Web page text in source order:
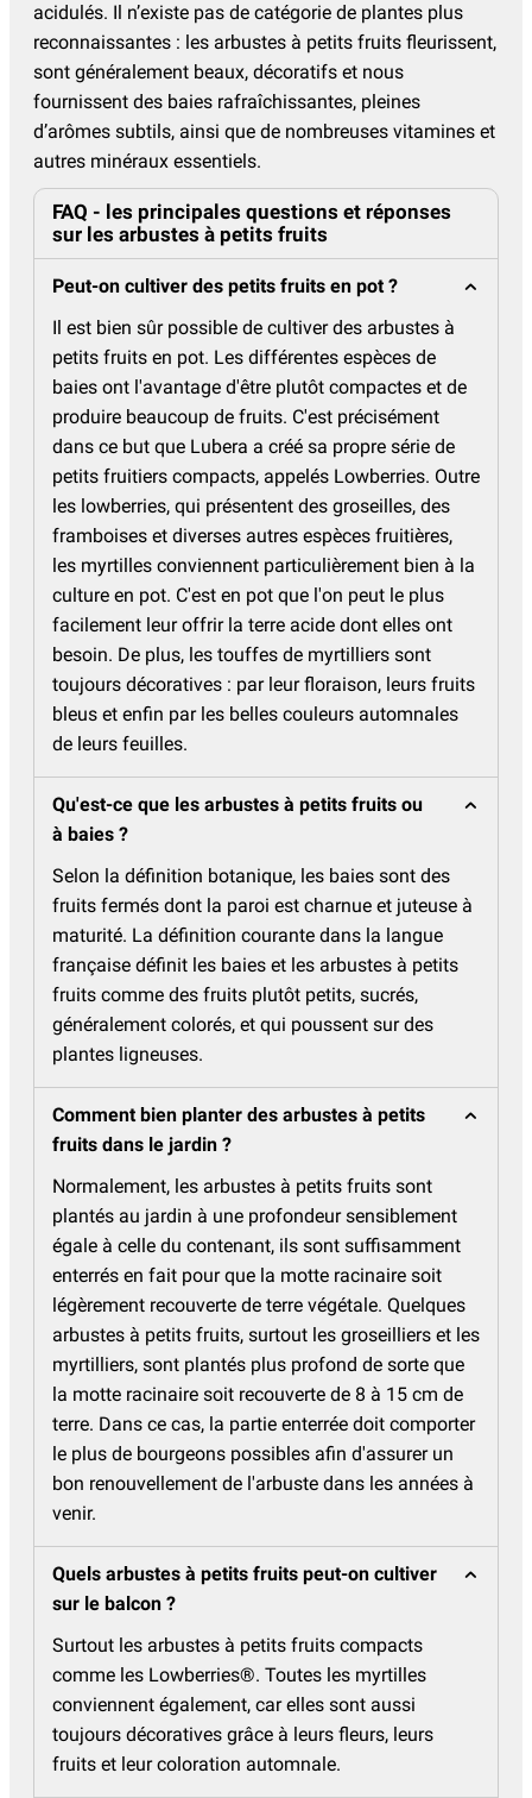
acidulés. Il n’existe pas de catégorie de plantes plus
reconnaissantes : les arbustes à petits fruits fleurissent,
sont généralement beaux, décoratifs et nous
fournissent des baies rafraîchissantes, pleines
d’arômes subtils, ainsi que de nombreuses vitamines et
autres minéraux essentiels.
FAQ - les principales questions et réponses
sur les arbustes à petits fruits
Peut-on cultiver des petits fruits en pot ?
Il est bien sûr possible de cultiver des arbustes à
petits fruits en pot. Les différentes espèces de
baies ont l'avantage d'être plutôt compactes et de
produire beaucoup de fruits. C'est précisément
dans ce but que Lubera a créé sa propre série de
petits fruitiers compacts, appelés Lowberries. Outre
les lowberries, qui présentent des groseilles, des
framboises et diverses autres espèces fruitières,
les myrtilles conviennent particulièrement bien à la
culture en pot. C'est en pot que l'on peut le plus
facilement leur offrir la terre acide dont elles ont
besoin. De plus, les touffes de myrtilliers sont
toujours décoratives : par leur floraison, leurs fruits
bleus et enfin par les belles couleurs automnales
de leurs feuilles.
Qu'est-ce que les arbustes à petits fruits ou
à baies ?
Selon la définition botanique, les baies sont des
fruits fermés dont la paroi est charnue et juteuse à
maturité. La définition courante dans la langue
française définit les baies et les arbustes à petits
fruits comme des fruits plutôt petits, sucrés,
généralement colorés, et qui poussent sur des
plantes ligneuses.
Comment bien planter des arbustes à petits
fruits dans le jardin ?
Normalement, les arbustes à petits fruits sont
plantés au jardin à une profondeur sensiblement
égale à celle du contenant, ils sont suffisamment
enterrés en fait pour que la motte racinaire soit
légèrement recouverte de terre végétale. Quelques
arbustes à petits fruits, surtout les groseilliers et les
myrtilliers, sont plantés plus profond de sorte que
la motte racinaire soit recouverte de 8 à 15 cm de
terre. Dans ce cas, la partie enterrée doit comporter
le plus de bourgeons possibles afin d'assurer un
bon renouvellement de l'arbuste dans les années à
venir.
Quels arbustes à petits fruits peut-on cultiver
sur le balcon ?
Surtout les arbustes à petits fruits compacts
comme les Lowberries®. Toutes les myrtilles
conviennent également, car elles sont aussi
toujours décoratives grâce à leurs fleurs, leurs
fruits et leur coloration automnale.